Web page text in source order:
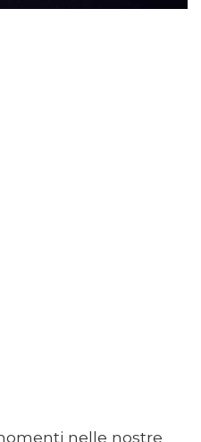
nelle nostre